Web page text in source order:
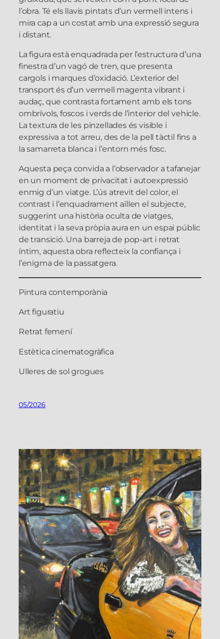
l’obra. Té els llavis pintats d’un vermell intens i
mira cap a un costat amb una expressió segura
i distant.
La figura està enquadrada per l’estructura d’una
finestra d’un vagó de tren, que presenta
cargols i marques d’oxidació. L’exterior del
transport és d’un vermell magenta vibrant i
audaç, que contrasta fortament amb els tons
ombrívols, foscos i verds de l’interior del vehicle.
La textura de les pinzellades és visible i
expressiva a tot arreu, des de la pell tàctil fins a
la samarreta blanca i l’entorn més fosc.
Aquesta peça convida a l’observador a tafanejar
en un moment de privacitat i autoexpressió
enmig d’un viatge. L’ús atrevit del color, el
contrast i l’enquadrament aïllen el subjecte,
suggerint una història oculta de viatges,
identitat i la seva pròpia aura en un espai públic
de transició. Una barreja de pop-art i retrat
íntim, aquesta obra reflecteix la confiança i
l’enigma de la passatgera.
Pintura contemporània
Art figuratiu
Retrat femení
Estètica cinematogràfica
Ulleres de sol grogues
05/2026